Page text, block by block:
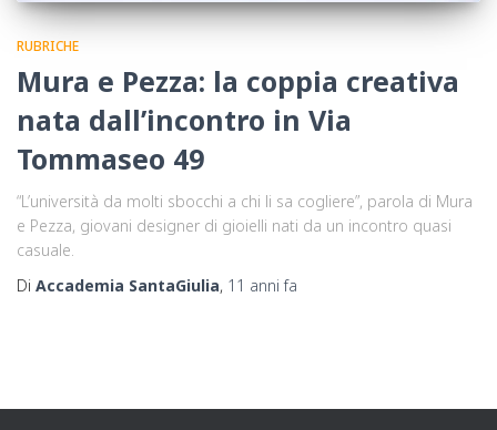
RUBRICHE
Mura e Pezza: la coppia creativa
nata dall’incontro in Via
Tommaseo 49
“L’università da molti sbocchi a chi li sa cogliere”, parola di Mura
e Pezza, giovani designer di gioielli nati da un incontro quasi
casuale.
Di Accademia SantaGiulia, 11 anni fa